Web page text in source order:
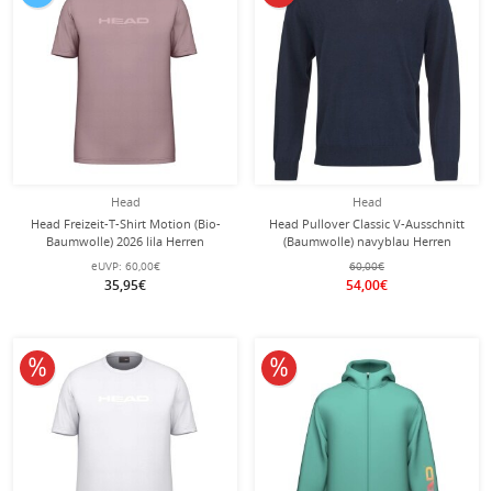
Head
Head Freizeit-T-Shirt Motion (Bio-
Baumwolle) 2026 lila Herren
eUVP: 60,00€
35,95€
Head
Head Pullover Classic V-Ausschnitt
(Baumwolle) navyblau Herren
60,00€
54,00€
10% reduziert 10% reduziert